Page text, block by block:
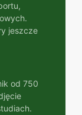
jeszcze
od 750